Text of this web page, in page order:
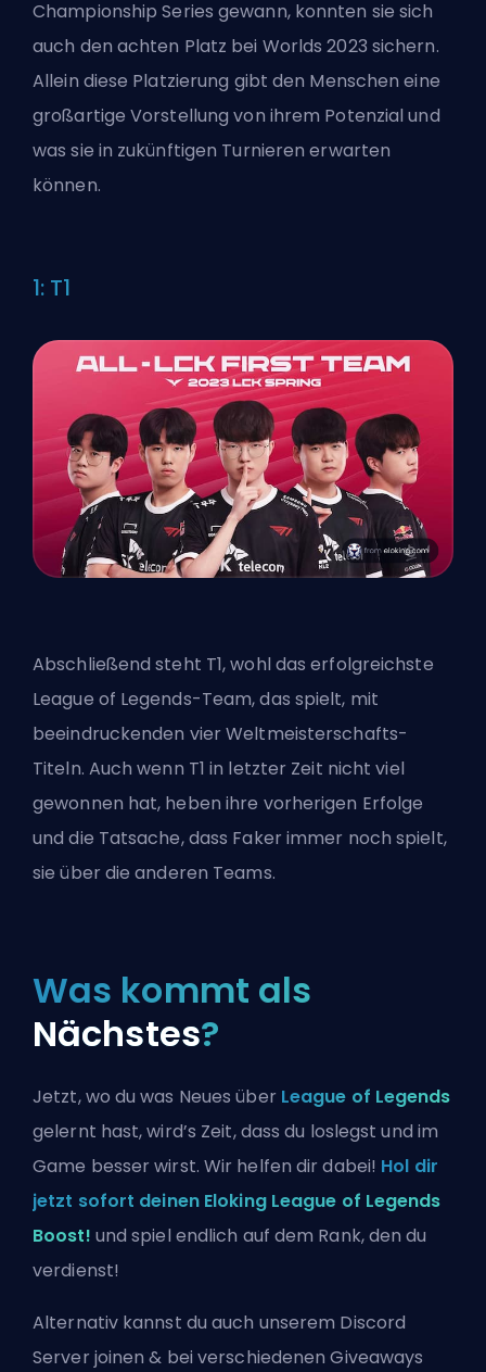
Championship Series gewann, konnten sie sich
auch den achten Platz bei Worlds 2023 sichern.
Allein diese Platzierung gibt den Menschen eine
großartige Vorstellung von ihrem Potenzial und
was sie in zukünftigen Turnieren erwarten
können.
1: T1
Abschließend steht T1, wohl das erfolgreichste
League of Legends-Team, das spielt, mit
beeindruckenden vier Weltmeisterschafts-
Titeln. Auch wenn T1 in letzter Zeit nicht viel
gewonnen hat, heben ihre vorherigen Erfolge
und die Tatsache, dass Faker immer noch spielt,
sie über die anderen Teams.
Was kommt als
Nächstes?
Jetzt, wo du was Neues über League of Legends
gelernt hast, wird’s Zeit, dass du loslegst und im
Game besser wirst. Wir helfen dir dabei! Hol dir
jetzt sofort deinen Eloking League of Legends
Boost! und spiel endlich auf dem Rank, den du
verdienst!
Alternativ kannst du auch unserem Discord
Server joinen & bei verschiedenen Giveaways